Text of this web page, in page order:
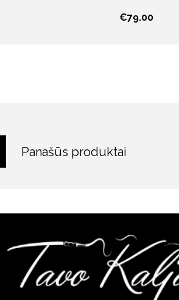
€79.00
Panašūs produktai